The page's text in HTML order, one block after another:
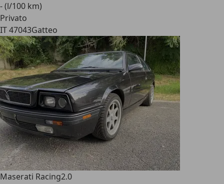
- (l/100 km)
Privato
IT 47043Gatteo
Maserati Racing2.0